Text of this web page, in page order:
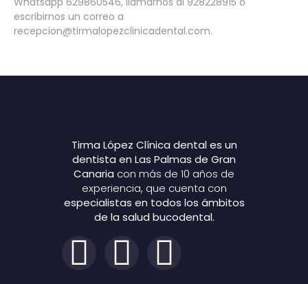
escribirnos un correo a
recepcion@tirmalopezclinicadental.com.
Tirma López Clínica dental es un
dentista en Las Palmas de Gran
Canaria con más de 10 años de
experiencia, que cuenta con
especialistas en todos los ámbitos
de la salud bucodental.